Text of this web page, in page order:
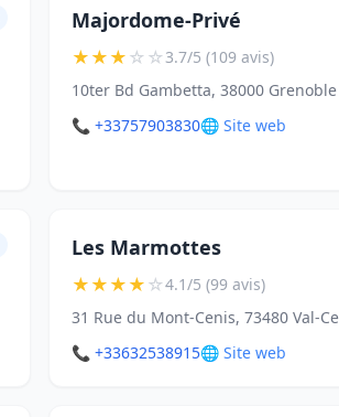
Majordome-Privé
★★★☆☆3.7/5 (109 avis)
10ter Bd Gambetta, 38000 Grenoble
📞 +33757903830🌐 Site web
Les Marmottes
★★★★☆4.1/5 (99 avis)
31 Rue du Mont-Cenis, 73480 Val-
📞 +33632538915🌐 Site web